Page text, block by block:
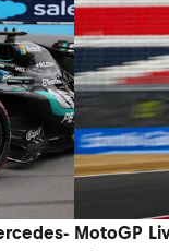
MotoGP